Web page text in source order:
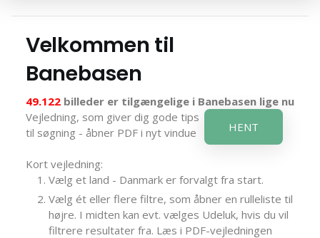
Velkommen til
Banebasen
49.122 billeder er tilgængelige i Banebasen lige nu
Vejledning, som giver dig gode tips
til søgning - åbner PDF i nyt vindue
HENT
Kort vejledning:
Vælg et land - Danmark er forvalgt fra start.
Vælg ét eller flere filtre, som åbner en rulleliste til
højre. I midten kan evt. vælges Udeluk, hvis du vil
filtrere resultater fra. Læs i PDF-vejledningen